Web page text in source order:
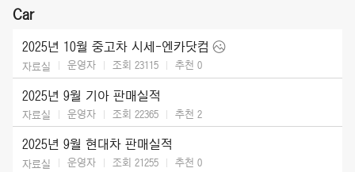
Car
2025년 10월 중고차 시세-엔카닷컴
자료실 운영자 조회 23115 추천 0
2025년 9월 기아 판매실적
자료실 운영자 조회 22365 추천 2
2025년 9월 현대차 판매실적
자료실 운영자 조회 21255 추천 0